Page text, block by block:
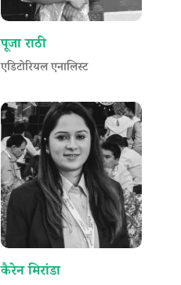
पूजा राठी
एडिटोरियल एनालिस्ट
कैरेन मिरांडा